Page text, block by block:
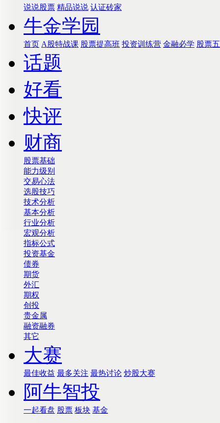
说说股票 精品说说 认证砖家
牛金学园
首页 A股特战课 股票提高班 投资训练营 金融必学 股票
话题
好看
快评
财商
股票基础
能力级别
交易心法
选股技巧
技术分析
基本分析
行业分析
宏观分析
指标公式
投资基金
债券
期货
外汇
期权
创投
贵金属
融资融券
其它
大赛
最佳收益 最多关注 最热讨论 炒股大赛
阿牛智投
一起看盘 股票 板块 基金